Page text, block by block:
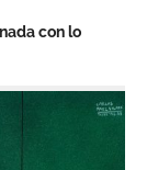
con lo